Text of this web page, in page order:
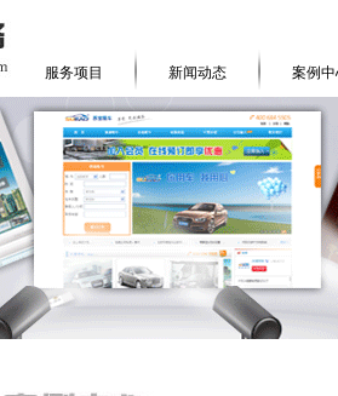
服务项目 新闻动态 案例